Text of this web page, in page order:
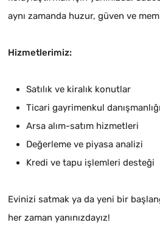
aynı zamanda huzur, güven ve
Hizmetlerimiz:
Satılık ve kiralık konutlar
Ticari gayrimenkul danışmanlığı
Arsa alım-satım hizmetleri
Değerleme ve piyasa analizi
Kredi ve tapu işlemleri desteği
Evinizi satmak ya da yeni bir
her zaman yanınızdayız!